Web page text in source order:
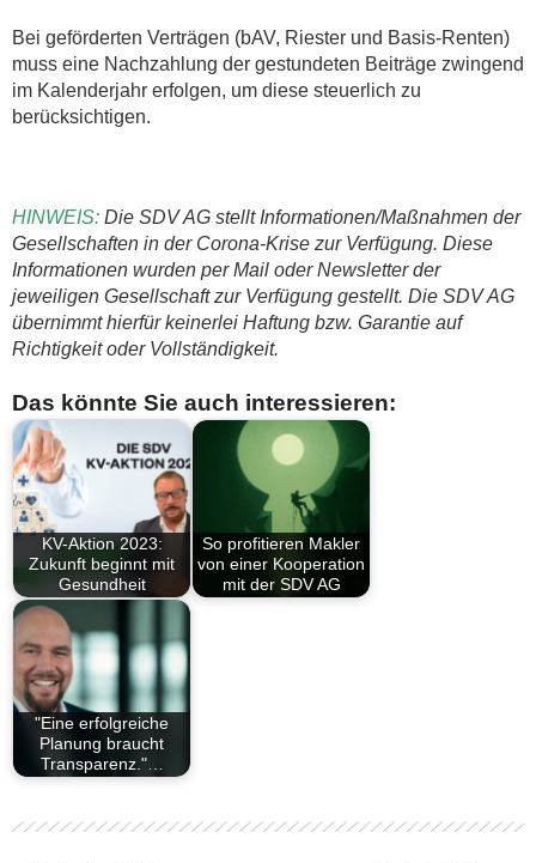
Bei geförderten Verträgen (bAV, Riester und Basis-Renten)
muss eine Nachzahlung der gestundeten Beiträge zwingend
im Kalenderjahr erfolgen, um diese steuerlich zu
berücksichtigen.
HINWEIS: Die SDV AG stellt Informationen/Maßnahmen der
Gesellschaften in der Corona-Krise zur Verfügung. Diese
Informationen wurden per Mail oder Newsletter der
jeweiligen Gesellschaft zur Verfügung gestellt. Die SDV AG
übernimmt hierfür keinerlei Haftung bzw. Garantie auf
Richtigkeit oder Vollständigkeit.
Das könnte Sie auch interessieren:
KV-Aktion 2023:
Zukunft beginnt mit
Gesundheit
So profitieren Makler
von einer Kooperation
mit der SDV AG
"Eine erfolgreiche
Planung braucht
Transparenz."…